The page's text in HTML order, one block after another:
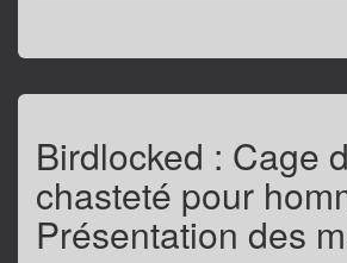
Birdlocked : Cage
chasteté pour
Présentation des